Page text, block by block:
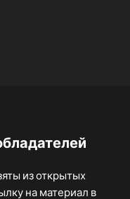
из открытых
на материал в